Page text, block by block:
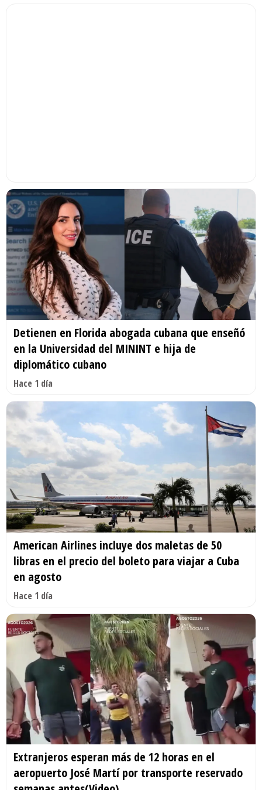
Detienen en Florida abogada cubana que enseñó
en la Universidad del MININT e hija de
diplomático cubano
Hace 1 día
American Airlines incluye dos maletas de 50
libras en el precio del boleto para viajar a Cuba
en agosto
Hace 1 día
Extranjeros esperan más de 12 horas en el
aeropuerto José Martí por transporte reservado